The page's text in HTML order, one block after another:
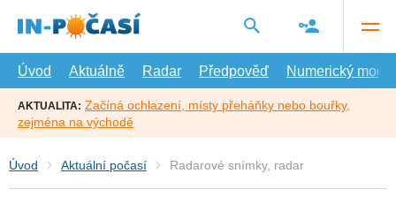
hlavní
Úvod
Aktuálně Radar Předpověď Numerický model
AKTUALITA: Začíná ochlazení, místy přeháňky nebo bouřky,
zejména na východě
Úvod Aktuální počasí Radarové snímky, radar